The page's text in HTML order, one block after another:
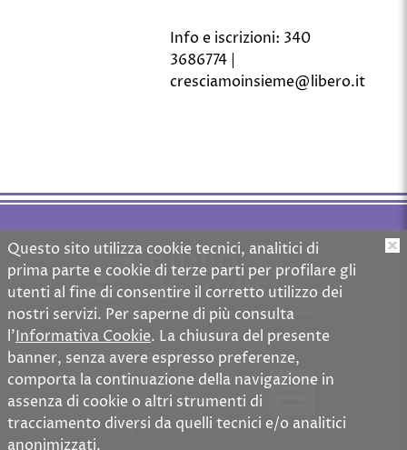
Info e iscrizioni: 340
3686774 |
cresciamoinsieme@libero.it
Edicola
Catalogo dei bambini
Facebook
La nostra app
Menù
Questo sito utilizza cookie tecnici, analitici di
prima parte e cookie di terze parti per profilare gli
utenti al fine di consentire il corretto utilizzo dei
nostri servizi. Per saperne di più consulta
l'Informativa Cookie. La chiusura del presente
banner, senza avere espresso preferenze,
comporta la continuazione della navigazione in
assenza di cookie o altri strumenti di
tracciamento diversi da quelli tecnici e/o analitici
anonimizzati.